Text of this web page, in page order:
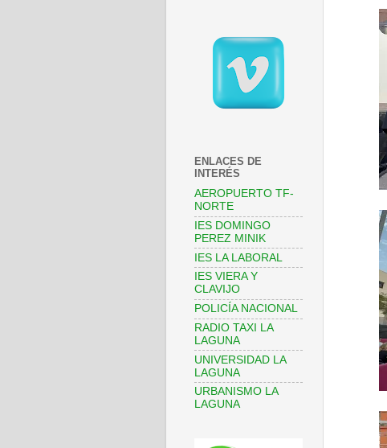
ENLACES DE
INTERÉS
AEROPUERTO TF-
NORTE
IES DOMINGO
PEREZ MINIK
IES LA LABORAL
IES VIERA Y
CLAVIJO
POLICÍA NACIONAL
RADIO TAXI LA
LAGUNA
UNIVERSIDAD LA
LAGUNA
URBANISMO LA
LAGUNA